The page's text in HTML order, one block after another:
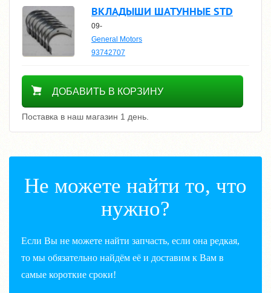
ВКЛАДЫШИ ШАТУННЫЕ STD
09-
General Motors
93742707
1400
ДОБАВИТЬ В КОРЗИНУ
Поставка в наш магазин 1 день.
Не можете найти то, что
нужно?
Если Вы не можете найти запчасть, если она редкая,
то мы обязательно найдём её и доставим к Вам в
самые короткие сроки!